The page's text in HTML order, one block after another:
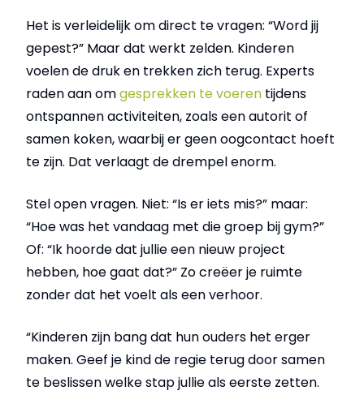
Het is verleidelijk om direct te vragen: “Word jij
gepest?” Maar dat werkt zelden. Kinderen
voelen de druk en trekken zich terug. Experts
raden aan omgesprekken te voeren tijdens
ontspannen activiteiten, zoals een autorit of
samen koken, waarbij er geen oogcontact hoeft
te zijn. Dat verlaagt de drempel enorm.
Stel open vragen. Niet: “Is er iets mis?” maar:
“Hoe was het vandaag met die groep bij gym?”
Of: “Ik hoorde dat jullie een nieuw project
hebben, hoe gaat dat?” Zo creëer je ruimte
zonder dat het voelt als een verhoor.
“Kinderen zijn bang dat hun ouders het erger
maken. Geef je kind de regie terug door samen
te beslissen welke stap jullie als eerste zetten.